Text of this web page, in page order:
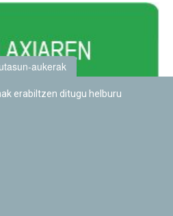
aukerak
erabiltzen ditugu helburu